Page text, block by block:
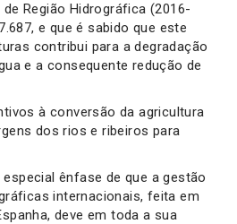
Região Hidrográfica (2016-
e que é sabido que este
contribui para a degradação
e a consequente redução de
à conversão da agricultura
dos rios e ribeiros para
ênfase de que a gestão
internacionais, feita em
deve em toda a sua